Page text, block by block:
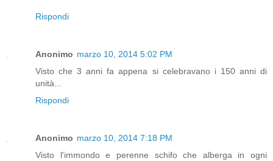
Rispondi
Anonimo marzo 10, 2014 5:02 PM
Visto che 3 anni fa appena si celebravano i 150 anni di
unità...
Rispondi
Anonimo marzo 10, 2014 7:18 PM
Visto l'immondo e perenne schifo che alberga in ogni